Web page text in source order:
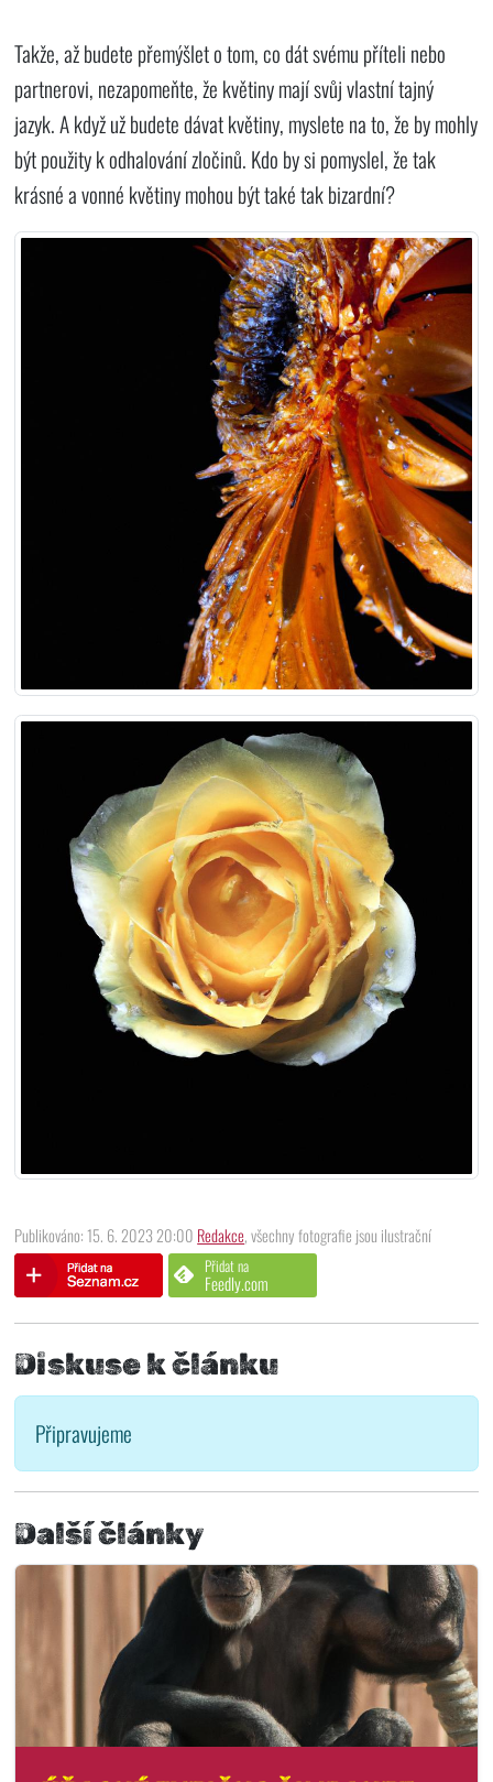
Takže, až budete přemýšlet o tom, co dát svému příteli nebo
partnerovi, nezapomeňte, že květiny mají svůj vlastní tajný
jazyk. A když už budete dávat květiny, myslete na to, že by mohly
být použity k odhalování zločinů. Kdo by si pomyslel, že tak
krásné a vonné květiny mohou být také tak bizardní?
Publikováno: 15. 6. 2023 20:00 Redakce, všechny fotografie jsou ilustrační
Přidat na
Feedly.com
Diskuse k článku
Připravujeme
Další články